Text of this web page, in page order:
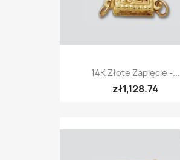
14K Złote Zapięcie -...
zł1,128.74